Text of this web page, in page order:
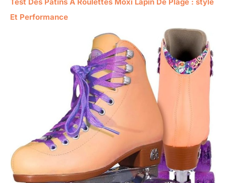
Et Performance